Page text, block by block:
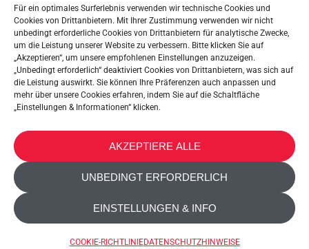
Für ein optimales Surferlebnis verwenden wir technische Cookies und
Cookies von Drittanbietern. Mit Ihrer Zustimmung verwenden wir nicht
unbedingt erforderliche Cookies von Drittanbietern für analytische Zwecke,
um die Leistung unserer Website zu verbessern. Bitte klicken Sie auf
„Akzeptieren“, um unsere empfohlenen Einstellungen anzuzeigen.
„Unbedingt erforderlich“ deaktiviert Cookies von Drittanbietern, was sich auf
die Leistung auswirkt. Sie können Ihre Präferenzen auch anpassen und
mehr über unsere Cookies erfahren, indem Sie auf die Schaltfläche
„Einstellungen & Informationen“ klicken.
AKZEPTIERE ALLE
UNBEDINGT ERFORDERLICH
EINSTELLUNGEN & INFO
COOKIE-RICHTLINIEDATENSCHUTZHINWEISE
METALTEX SA © 2023 Powered by Ticyweb
DATENSCHUTZHINWEISE